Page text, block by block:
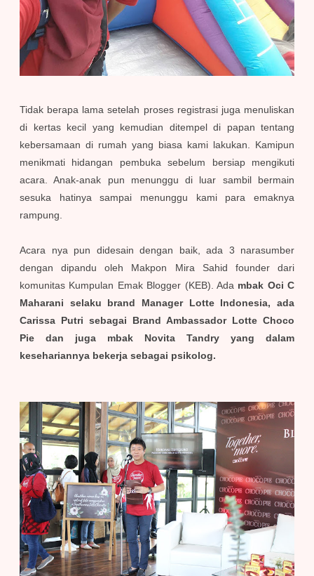
Tidak berapa lama setelah proses registrasi juga menuliskan
di kertas kecil yang kemudian ditempel di papan tentang
kebersamaan di rumah yang biasa kami lakukan. Kamipun
menikmati hidangan pembuka sebelum bersiap mengikuti
acara. Anak-anak pun menunggu di luar sambil bermain
sesuka hatinya sampai menunggu kami para emaknya
rampung.
Acara nya pun didesain dengan baik, ada 3 narasumber
dengan dipandu oleh Makpon Mira Sahid founder dari
komunitas Kumpulan Emak Blogger (KEB). Ada mbak Oci C
Maharani selaku brand Manager Lotte Indonesia, ada
Carissa Putri sebagai Brand Ambassador Lotte Choco
Pie dan juga mbak Novita Tandry yang dalam
kesehariannya bekerja sebagai psikolog.